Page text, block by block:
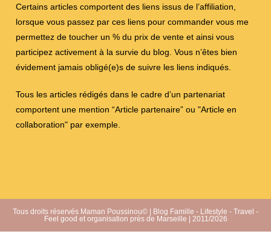
Certains articles comportent des liens issus de l’affiliation,
lorsque vous passez par ces liens pour commander vous me
permettez de toucher un % du prix de vente et ainsi vous
participez activement à la survie du blog. Vous n’êtes bien
évidement jamais obligé(e)s de suivre les liens indiqués.
Tous les articles rédigés dans le cadre d’un partenariat
comportent une mention “Article partenaire” ou "Article en
collaboration" par exemple.
Tous droits réservés Maman Poussinou© | Blog Famille - Lifestyle - Travel -
Feel good et organisation près de Marseille | 2011/2026